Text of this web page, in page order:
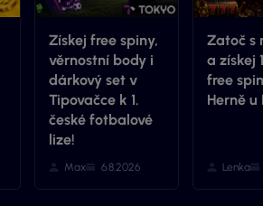
Získej free spiny,
věrnostní body i
dárkový set v
Tipovačce k 1.
české fotbalové
lize!
Max 6.8.2026
Zatoč s
a získej
free
Herně u
Lenka